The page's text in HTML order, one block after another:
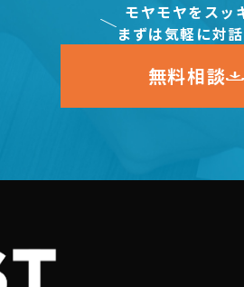
モヤモヤをスッ
まずは気軽に対
無料相談